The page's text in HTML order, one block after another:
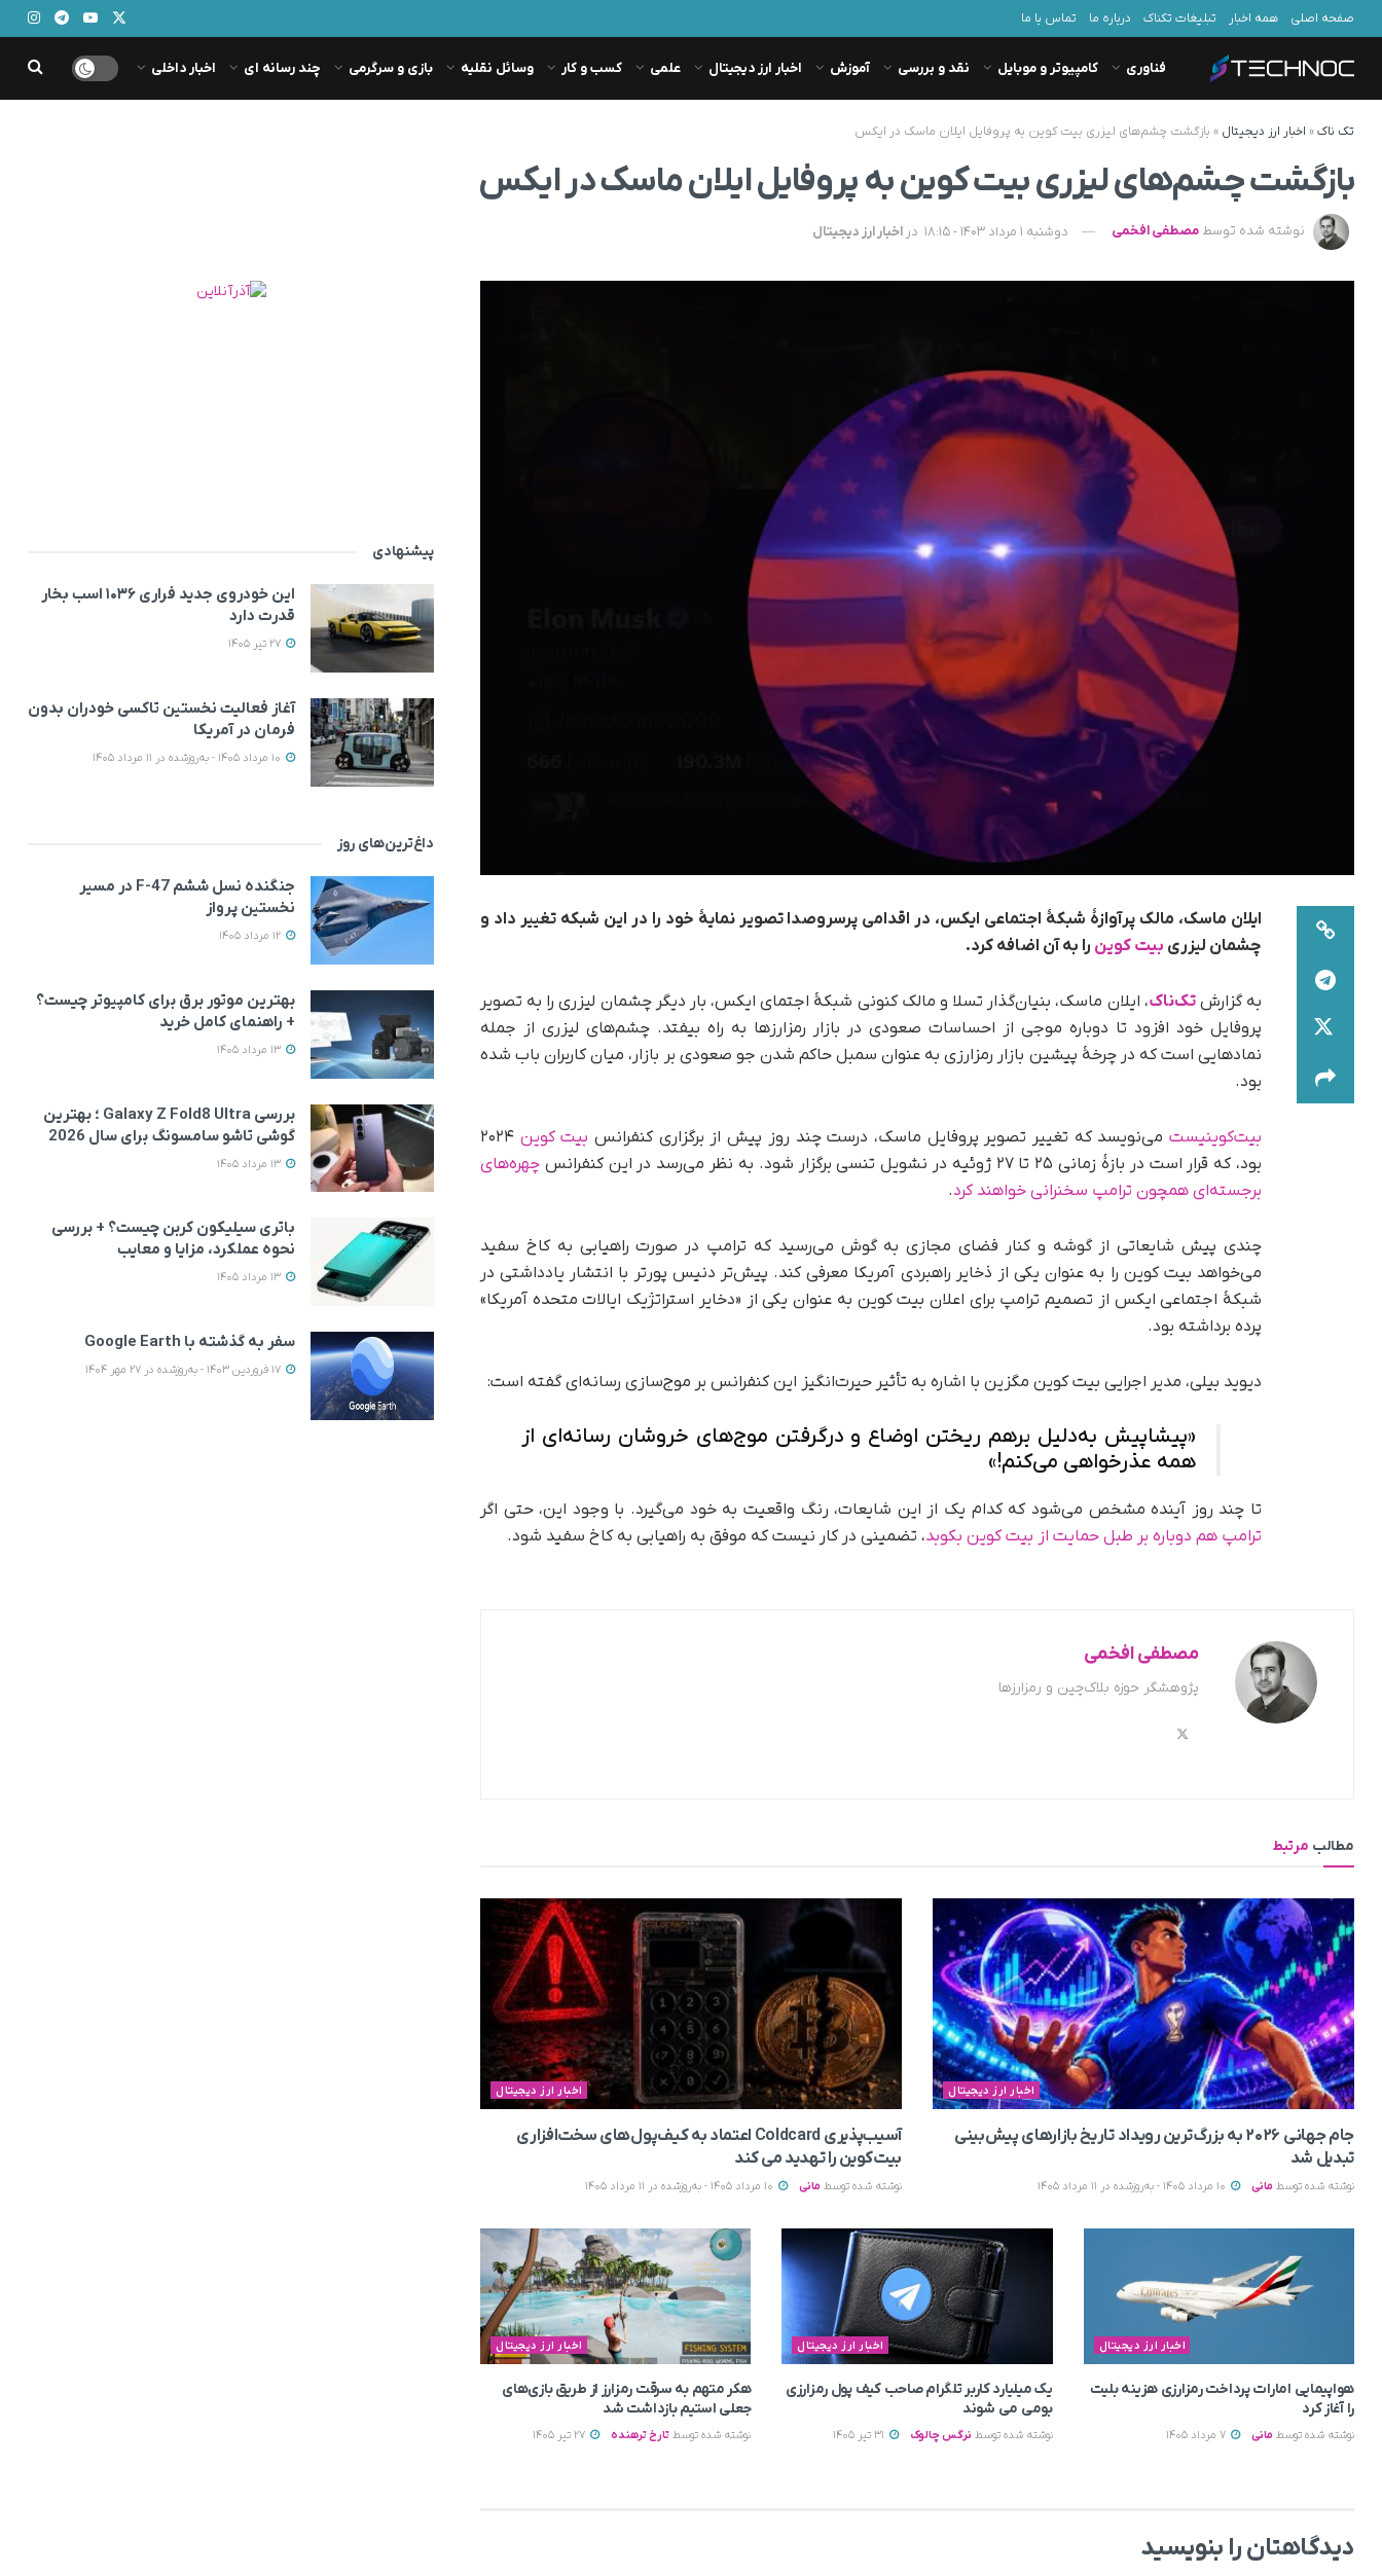
صفحه اصلی همه اخبار تبلیغات تکناک درباره ما تماس با ما
فناوری کامپیوتر و موبایل نقد و بررسی آموزش اخبار ارز دیجیتال علمی کسب و کار وسائل نقلیه بازی و سرگرمی چند رسانه ای اخبار داخلی
تک ناک» اخبار ارز دیجیتال » بازگشت چشم‌های لیزری بیت کوین به پروفایل ایلان ماسک در ایکس
بازگشت چشم‌های لیزری بیت کوین به پروفایل ایلان ماسک در ایکس
نوشته شده توسط مصطفی افخمی دوشنبه 1 مرداد 1403 - 18:15 در اخبار ارز دیجیتال
ایلان ماسک، مالک پرآوازۀ شبکۀ اجتماعی ایکس، در اقدامی پرسروصدا تصویر نمایۀ خود را در این شبکه تغییر داد و
چشمان لیزری بیت کوین را به آن اضافه کرد.
به گزارشتک‌ناک، ایلان ماسک، بنیان‌گذار تسلا و مالک کنونی شبکۀ اجتمای ایکس، بار دیگر چشمان لیزری را به تصویر
پروفایل خود افزود تا دوباره موجی از احساسات صعودی در بازار رمزارزها به راه بیفتد. چشم‌های لیزری از جمله
نمادهایی است که در چرخۀ پیشین بازار رمزارزی به‌ عنوان سمبل حاکم‌ شدن جو صعودی بر بازار، میان کاربران باب شده
بود.
بیت‌کوینیست می‌نویسد که تغییر تصویر پروفایل ماسک، درست چند روز پیش از برگزاری کنفرانس بیت کوین ۲۰۲۴
بود، که قرار است در بازۀ زمانی ۲۵ تا ۲۷ ژوئيه در نشویل تنسی برگزار شود. به نظر می‌رسد در این کنفرانس
چهره‌های
برجسته‌ای همچون ترامپ سخنرانی خواهند کرد.
چندی پیش شایعاتی از گوشه و کنار فضای مجازی به گوش می‌رسید که ترامپ در صورت راهیابی به کاخ سفید
می‌خواهد بیت کوین را به‌ عنوان یکی از ذخایر راهبردی آمریکا معرفی کند. پیش‌تر دنیس پورتر با انتشار یادداشتی در
شبکۀ اجتماعی ایکس از تصمیم ترامپ برای اعلان بیت کوین به‌ عنوان یکی از «دخایر استراتژیک ایالات متحده آمریکا»
پرده برداشته بود.
دیوید بیلی، مدیر اجرایی بیت‌ کوین مگزین با اشاره به تأثیر حیرت‌انگیز این کنفرانس بر موج‌سازی رسانه‌ای گفته است:
«پیشاپیش به‌دلیل برهم‌ ریختن اوضاع و درگرفتن موج‌های خروشان رسانه‌ای از
همه عذرخواهی می‌کنم!»
تا چند روز آینده مشخص می‌شود که کدام‌ یک از این شایعات، رنگ واقعیت به خود می‌گیرد. با وجود این، حتی اگر
ترامپ هم دوباره بر طبل حمایت از بیت کوین بکوبد، تضمینی در کار نیست که موفق به راهیابی به کاخ سفید شود.
مصطفی افخمی
پژوهشگر حوزه بلاک‌چین و رمزارزها
مطالب مرتبط
اخبار ارز دیجیتال
جام جهانی ۲۰۲۶ به بزرگ‌ترین رویداد تاریخ بازارهای پیش‌بینی
تبدیل شد
نوشته شده توسط مانی
اخبار ارز دیجیتال
آسیب‌پذیری Coldcard اعتماد به کیف‌پول‌های سخت‌افزاری
بیت‌کوین را تهدید می‌ کند
نوشته شده توسط مانی
اخبار ارز دیجیتال
هواپیمایی امارات پرداخت رمزارزی هزینه بلیت
را آغاز کرد
نوشته شده توسط مانی
اخبار ارز دیجیتال
یک میلیارد کاربر تلگرام صاحب کیف پول رمزارزی
بومی می‌ شوند
نوشته شده توسط نرگس چالوک
اخبار ارز دیجیتال
هکر متهم به سرقت رمزارز از طریق بازی‌های
جعلی استیم بازداشت شد
نوشته شده توسط تارخ ترهنده
دیدگاهتان را بنویسید
پیشنهادی
این خودروی جدید فراری ۱۰۳۶ اسب بخار
قدرت دارد
آغاز فعالیت نخستین تاکسی خودران بدون
فرمان در آمریکا
داغ‌ترین‌های روز
جنگنده نسل ششم F-47 در مسیر
نخستین پرواز
بهترین موتور برق برای کامپیوتر چیست؟
+ راهنمای کامل خرید
بررسی Galaxy Z Fold8 Ultra ؛ بهترین
گوشی تاشو سامسونگ برای سال 2026
باتری سیلیکون کربن چیست؟ + بررسی
نحوه عملکرد، مزایا و معایب
سفر به گذشته با Google Earth